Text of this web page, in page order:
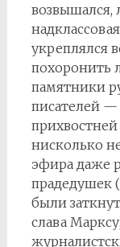
возвышался,
укреплялся
похоронить
памятники
писателей —
нисколько
эфира даже
прадедушек
были
слава